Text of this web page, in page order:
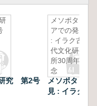
究 第2号
メソポタミ
アでの発見
: イラク古
代文化研究
所30周年記
念
メソポタミア
見 : イラク古